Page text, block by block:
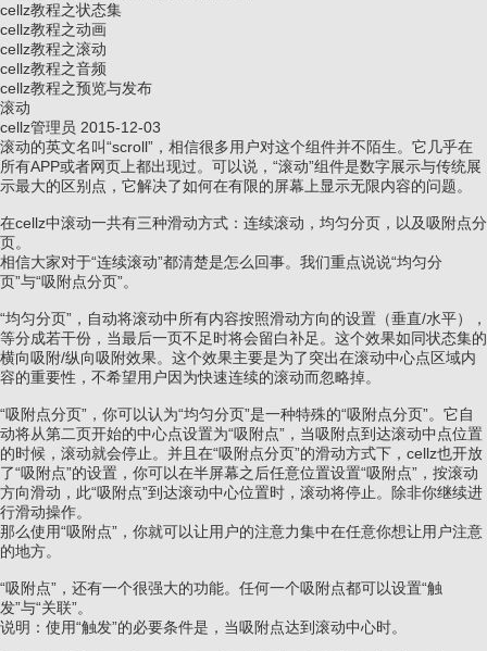
cellz教程之状态集
cellz教程之动画
cellz教程之滚动
cellz教程之音频
cellz教程之预览与发布
滚动
cellz管理员 2015-12-03
滚动的英文名叫“scroll”，相信很多用户对这个组件并不陌生。它几乎在
所有APP或者网页上都出现过。可以说，“滚动”组件是数字展示与传统展
示最大的区别点，它解决了如何在有限的屏幕上显示无限内容的问题。
在cellz中滚动一共有三种滑动方式：连续滚动，均匀分页，以及吸附点分
页。
相信大家对于“连续滚动”都清楚是怎么回事。我们重点说说“均匀分
页”与“吸附点分页”。
“均匀分页”，自动将滚动中所有内容按照滑动方向的设置（垂直/水平），
等分成若干份，当最后一页不足时将会留白补足。这个效果如同状态集的
横向吸附/纵向吸附效果。这个效果主要是为了突出在滚动中心点区域内
容的重要性，不希望用户因为快速连续的滚动而忽略掉。
“吸附点分页”，你可以认为“均匀分页”是一种特殊的“吸附点分页”。它自
动将从第二页开始的中心点设置为“吸附点”，当吸附点到达滚动中点位置
的时候，滚动就会停止。并且在“吸附点分页”的滑动方式下，cellz也开放
了“吸附点”的设置，你可以在半屏幕之后任意位置设置“吸附点”，按滚动
方向滑动，此“吸附点”到达滚动中心位置时，滚动将停止。除非你继续进
行滑动操作。
那么使用“吸附点”，你就可以让用户的注意力集中在任意你想让用户注意
的地方。
“吸附点”，还有一个很强大的功能。任何一个吸附点都可以设置“触
发”与“关联”。
说明：使用“触发”的必要条件是，当吸附点达到滚动中心时。